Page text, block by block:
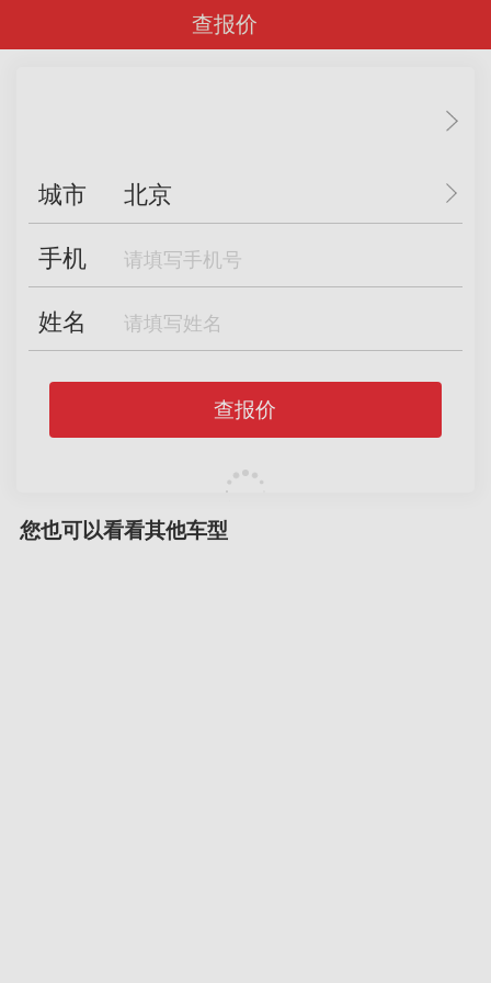
查报价
城市 北京
手机
姓名
查报价
您也可以看看其他车型